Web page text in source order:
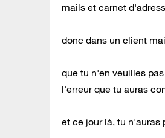
mails et carnet
donc dans un client
que tu n'en veuilles
l'erreur que tu auras
et ce jour là, tu n'auras